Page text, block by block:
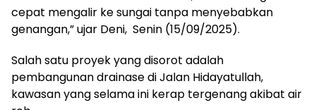
cepat mengalir ke sungai tanpa menyebabkan
genangan,” ujar Deni, Senin (15/09/2025).
Salah satu proyek yang disorot adalah
pembangunan drainase di Jalan Hidayatullah,
kawasan yang selama ini kerap tergenang akibat air